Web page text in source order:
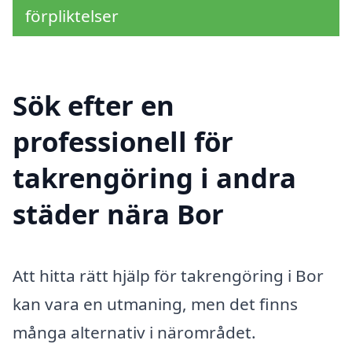
förpliktelser
Sök efter en
professionell för
takrengöring i andra
städer nära Bor
Att hitta rätt hjälp för takrengöring i Bor
kan vara en utmaning, men det finns
många alternativ i närområdet.